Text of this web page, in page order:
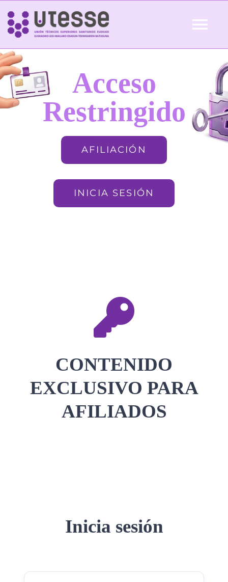
Skip
content
Inicio
QUIÉNES SOMOS Acceso
Restringido
AFILIACIÓN
INICIA SESIÓN
CONTENIDO
EXCLUSIVO PARA
AFILIADOS
Inicia sesión